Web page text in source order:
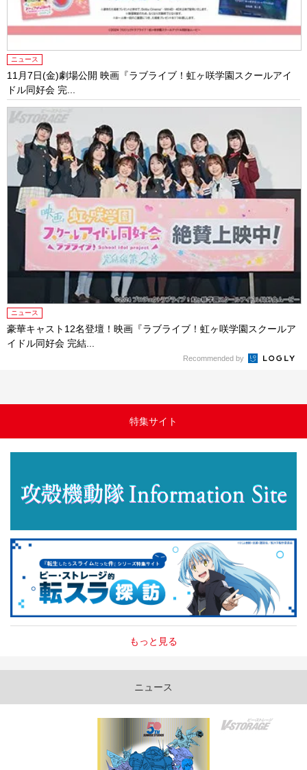
ニュース
11月7日(金)劇場公開 映画『ラブライブ！虹ヶ咲学園スクールアイ
ドル同好会 完...
ニュース
豪華キャスト12名登壇！映画『ラブライブ！虹ヶ咲学園スクールア
イドル同好会 完結...
Recommended by
特集サイト
もっと見る
ニュース